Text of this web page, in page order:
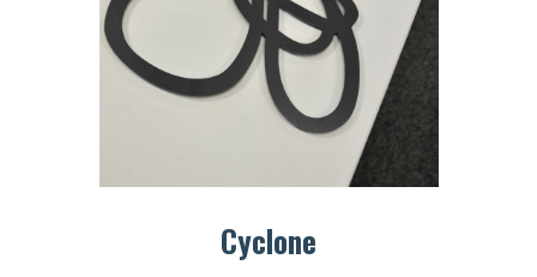
Cyclone